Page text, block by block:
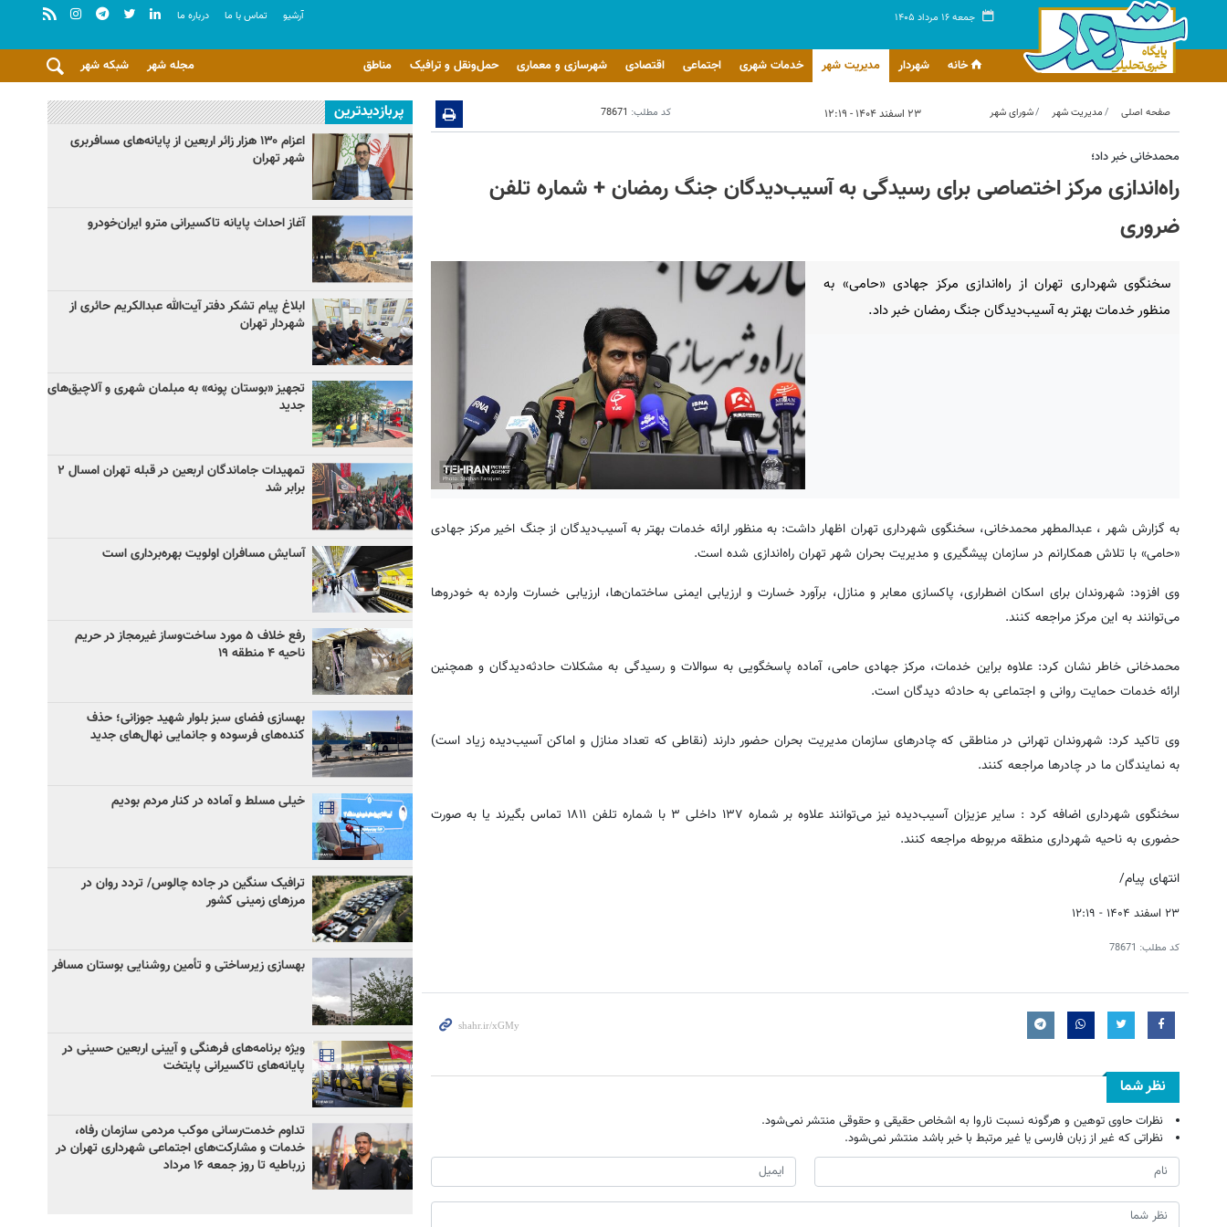
جمعه ۱۶ مرداد ۱۴۰۵ آرشيو تماس با ما درباره ما
خانه شهردار مدیریت شهر خدمات شهری اجتماعی اقتصادی شهرسازی و معماری حمل‌ونقل و ترافیک مناطق شبکه شهر مجله شهر
صفحه اصلی مدیریت شهر شورای شهر ۲۳ اسفند ۱۴۰۴ - ۱۲:۱۹ کد مطلب: 78671
محمدخانی خبر داد؛
راه‌اندازی مرکز اختصاصی برای رسیدگی به آسیب‌دیدگان جنگ رمضان + شماره تلفن
ضروری
سخنگوی شهرداری تهران از راه‌اندازی مرکز جهادی «حامی» به
منظور خدمات بهتر به آسیب‌دیدگان جنگ رمضان خبر داد.
به گزارش شهر ، عبدالمطهر محمدخانی، سخنگوی شهرداری تهران اظهار داشت: به منظور ارائه خدمات بهتر به آسیب‌دیدگان از جنگ اخیر مرکز جهادی
«حامی» با تلاش همکارانم در سازمان پیشگیری و مدیریت بحران شهر تهران راه‌اندازی شده است.
وی افزود: شهروندان برای اسکان اضطراری، پاکسازی معابر و منازل، برآورد خسارت و ارزیابی ایمنی ساختمان‌ها، ارزیابی خسارت وارده به خودروها
می‌توانند به این مرکز مراجعه کنند.
محمدخانی خاطر نشان کرد: علاوه براین خدمات، مرکز جهادی حامی، آماده پاسخگویی به سوالات و رسیدگی به مشکلات حادثه‌دیدگان و همچنین
ارائه خدمات حمایت روانی و اجتماعی به حادثه دیدگان است.
وی تاکید کرد: شهروندان تهرانی در مناطقی که چادرهای سازمان مدیریت بحران حضور دارند (نقاطی که تعداد منازل و اماکن آسیب‌دیده زیاد است)
به نمایندگان ما در چادرها مراجعه کنند.
سخنگوی شهرداری اضافه کرد : سایر عزیزان آسیب‌دیده نیز می‌توانند علاوه بر شماره ۱۳۷ داخلی ۳ با شماره تلفن ۱۸۱۱ تماس بگیرند یا به صورت
حضوری به ناحیه شهرداری منطقه مربوطه مراجعه کنند.
انتهای پیام/
۲۳ اسفند ۱۴۰۴ - ۱۲:۱۹
کد مطلب: 78671
نظر شما
نظرات حاوی توهین و هرگونه نسبت ناروا به اشخاص حقیقی و حقوقی منتشر نمی‌شود.
نظراتی که غیر از زبان فارسی یا غیر مرتبط با خبر باشد منتشر نمی‌شود.
پربازدیدترین
اعزام ۱۳۰ هزار زائر اربعین از پایانه‌های مسافربری
شهر تهران
آغاز احداث پایانه تاکسیرانی مترو ایران‌خودرو
ابلاغ پیام تشکر دفتر آیت‌الله عبدالکریم حائری از
شهردار تهران
تجهیز «بوستان پونه» به مبلمان شهری و آلاچیق‌های
جدید
تمهیدات جاماندگان اربعین در قبله تهران امسال ۲
برابر شد
آسایش مسافران اولویت بهره‌برداری است
رفع خلاف ۵ مورد ساخت‌وساز غیرمجاز در حریم
ناحیه ۴ منطقه ۱۹
بهسازی فضای سبز بلوار شهید جوزانی؛ حذف
کنده‌های فرسوده و جانمایی نهال‌های جدید
خیلی مسلط و آماده در کنار مردم بودیم
ترافیک سنگین در جاده چالوس/ تردد روان در
مرزهای زمینی کشور
بهسازی زیرساختی و تأمین روشنایی بوستان مسافر
ویژه برنامه‌های فرهنگی و آیینی اربعین حسینی در
پایانه‌های تاکسیرانی پایتخت
تداوم خدمت‌رسانی موکب مردمی سازمان رفاه،
خدمات و مشارکت‌های اجتماعی شهرداری تهران در
زرباطیه تا روز جمعه ۱۶ مرداد